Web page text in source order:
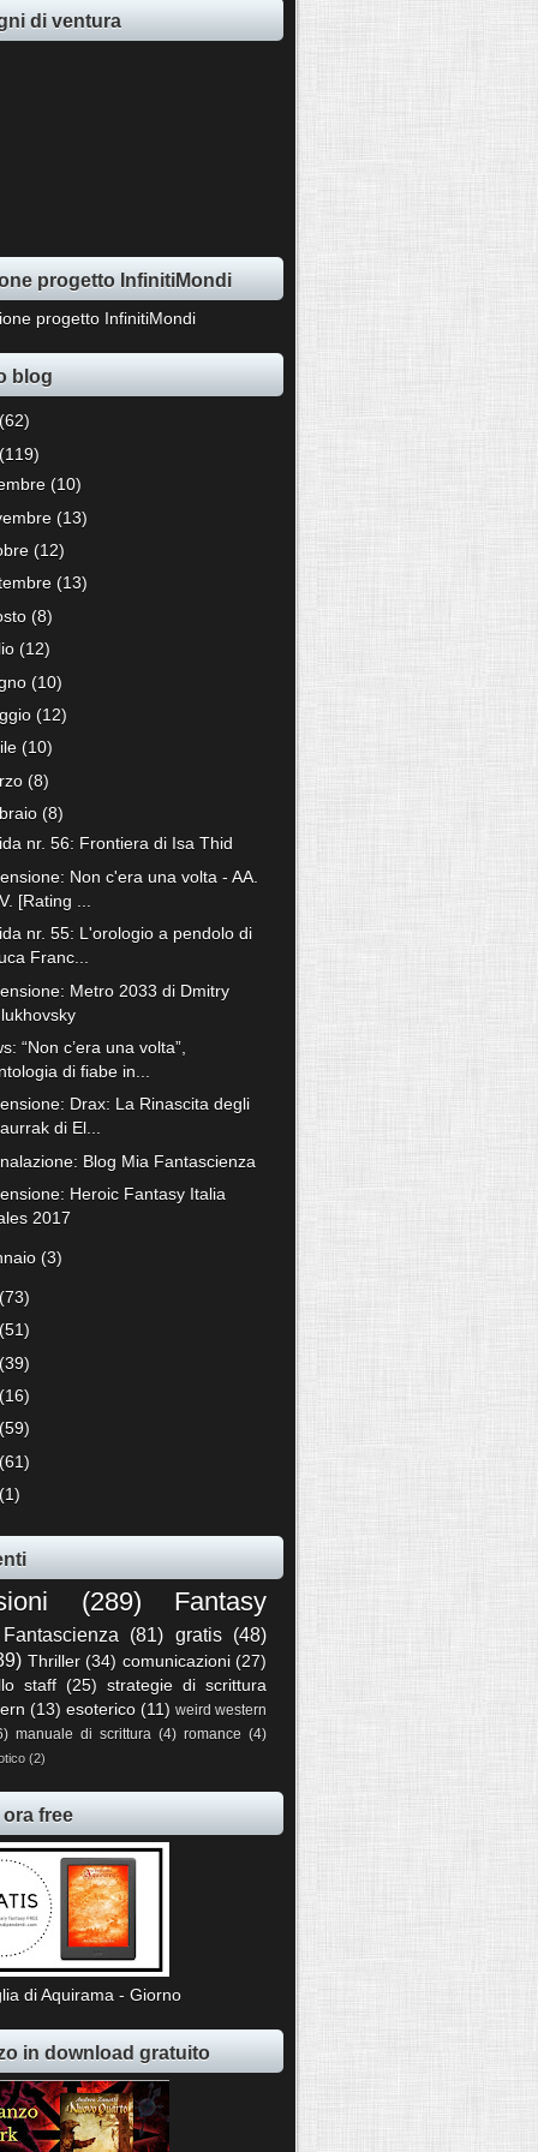
di ventura
progetto InfinitiMondi
blog
(62)
(119)
(10)
(13)
(12)
(13)
(8)
(12)
(10)
(12)
(10)
(8)
(8)
nr. 56: Frontiera di Isa Thid
Non c'era una volta - AA.
[Rating ...
nr. 55: L'orologio a pendolo di
Franc...
Metro 2033 di Dmitry
“Non c’era una volta”,
di fiabe in...
Drax: La Rinascita degli
di El...
Blog Mia Fantascienza
Heroic Fantasy Italia
2017
(3)
(73)
(51)
(39)
(16)
(59)
(61)
(1)
(289) Fantasy
Fantascienza (81) gratis (48)
Thriller (34) comunicazioni (27)
staff (25) strategie di scrittura
(13) esoterico (11) weird western
manuale di scrittura (4) romance (4)
(2)
free
di Aquirama - Giorno
in download gratuito